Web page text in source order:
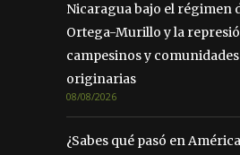
Nicaragua bajo el régimen
Ortega-Murillo y la
campesinos y comunidades
originarias
08/08/2026
¿Sabes qué pasó en